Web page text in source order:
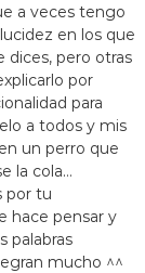
a veces tengo
en los que
dices, pero otras
por
para
a todos y mis
un perro que
la cola…
por tu
hace pensar y
palabras
mucho ^^